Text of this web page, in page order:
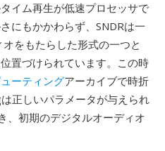
イム再生が低速プロセッサで
にもかかわらず、SNDRは一
をもたらした形式の一つと
置づけられています。この時
ーティングアーカイブで時折
正しいパラメータが与えられ
、初期のデジタルオーディオ